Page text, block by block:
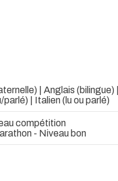
| Anglais (bilingue)
parlé) | Italien (lu ou parlé)
compétition
- Niveau bon